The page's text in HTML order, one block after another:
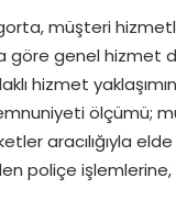
müşteri
göre genel hizmet
hizmet
ölçümü;
aracılığıyla
poliçe